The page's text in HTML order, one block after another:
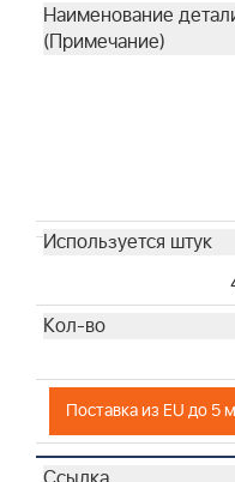
Поставка из EU до 5